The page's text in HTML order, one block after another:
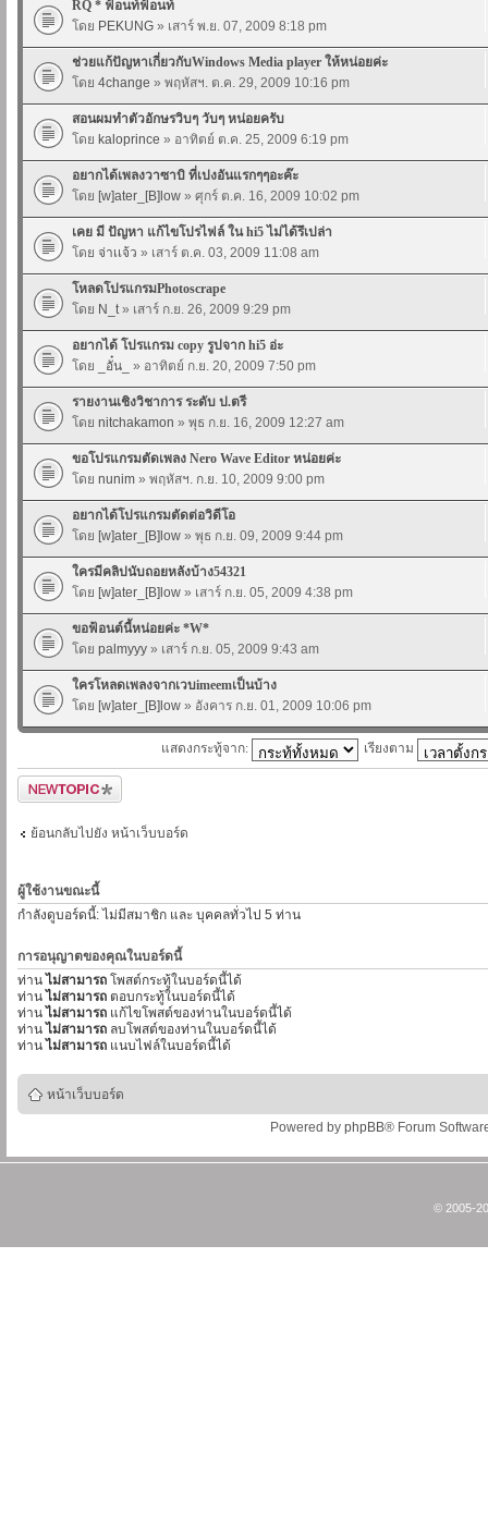
RQ * ฟ้อนท์ฟ้อนท์
โดย PEKUNG » เสาร์ พ.ย. 07, 2009 8:18 pm
ช่วยแก้ปัญหาเกี่ยวกับWindows Media player ให้หน่อยค่ะ
โดย 4change » พฤหัสฯ. ต.ค. 29, 2009 10:16 pm
สอนผมทำตัวอักษรวิบๆ วับๆ หน่อยครับ
โดย kaloprince » อาทิตย์ ต.ค. 25, 2009 6:19 pm
อยากได้เพลงวาซาบิ ที่เปงอันแรกๆๆอะค๊ะ
โดย [w]ater_[B]low » ศุกร์ ต.ค. 16, 2009 10:02 pm
เคย มี ปัญหา แก้ไขโปรไฟล์ ใน hi5 ไม่ได้รึเปล่า
โดย จ่าเเจ้ว » เสาร์ ต.ค. 03, 2009 11:08 am
โหลดโปรแกรมPhotoscrape
โดย N_t» เสาร์ ก.ย. 26, 2009 9:29 pm
อยากได้ โปรแกรม copy รูปจาก hi5 อ่ะ
โดย
_อั๋น_ » อาทิตย์ ก.ย. 20, 2009 7:50 pm
รายงานเชิงวิชาการ ระดับ ป.ตรี
โดย nitchakamon » พุธ ก.ย. 16, 2009 12:27 am
ขอโปรแกรมตัดเพลง Nero Wave Editor หน่อยค่ะ
โดย nunim » พฤหัสฯ. ก.ย. 10, 2009 9:00 pm
อยากได้โปรแกรมตัดต่อวิดีโอ
โดย [w]ater_[B]low » พุธ ก.ย. 09, 2009 9:44 pm
ใครมีคลิปนับถอยหลังบ้าง54321
โดย [w]ater_[B]low » เสาร์ ก.ย. 05, 2009 4:38 pm
ขอฟ้อนต์นี้หน่อยค่ะ *W*
โดย palmyyy » เสาร์ ก.ย. 05, 2009 9:43 am
ใครโหลดเพลงจากเวบimeemเป็นบ้าง
โดย [w]ater_[B]low » อังคาร ก.ย. 01, 2009 10:06 pm
แสดงกระทู้จาก: เรียงตาม
ตั้งกระทู้ใหม่
ย้อนกลับไปยัง หน้าเว็บบอร์ด
ผู้ใช้งานขณะนี้
กำลังดูบอร์ดนี้: ไม่มีสมาชิก และ บุคคลทั่วไป 5 ท่าน
การอนุญาตของคุณในบอร์ดนี้
ท่าน ไม่สามารถ โพสต์กระทู้ในบอร์ดนี้ได้
ท่าน ไม่สามารถ ตอบกระทู้ในบอร์ดนี้ได้
ท่าน ไม่สามารถ แก้ไขโพสต์ของท่านในบอร์ดนี้ได้
ท่าน ไม่สามารถ ลบโพสต์ของท่านในบอร์ดนี้ได้
ท่าน ไม่สามารถ แนบไฟล์ในบอร์ดนี้ได้
หน้าเว็บบอร์ด
Powered by phpBB® Forum
© 2005-